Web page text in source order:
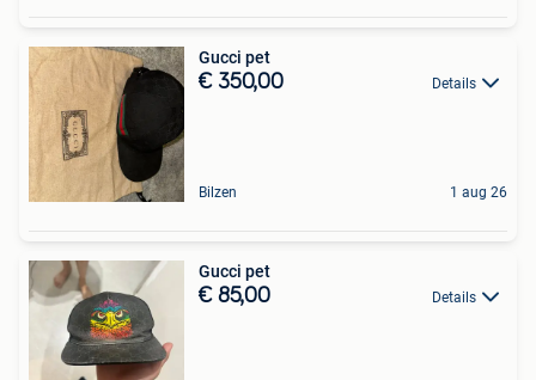
Gucci pet
€ 350,00 Details
Bilzen 1 aug 26
Gucci pet
€ 85,00 Details